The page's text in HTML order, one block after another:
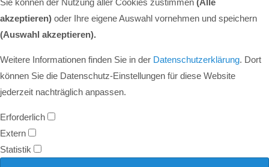
Sie können der Nutzung aller Cookies zustimmen (Alle
akzeptieren) oder Ihre eigene Auswahl vornehmen und speichern
(Auswahl akzeptieren).
Weitere Informationen finden Sie in der Datenschutzerklärung. Dort
können Sie die Datenschutz-Einstellungen für diese Website
jederzeit nachträglich anpassen.
Erforderlich
Extern
Statistik